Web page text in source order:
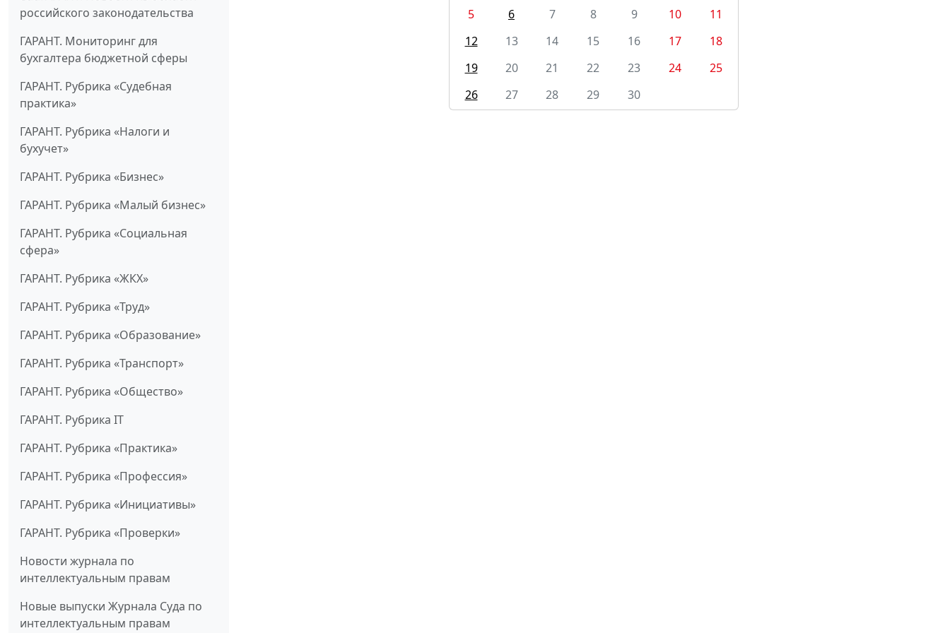
российского законодательства
ГАРАНТ. Мониторинг для
бухгалтера бюджетной сферы
ГАРАНТ. Рубрика «Судебная
практика»
ГАРАНТ. Рубрика «Налоги и
бухучет»
ГАРАНТ. Рубрика «Бизнес»
ГАРАНТ. Рубрика «Малый бизнес»
ГАРАНТ. Рубрика «Социальная
сфера»
ГАРАНТ. Рубрика «ЖКХ»
ГАРАНТ. Рубрика «Труд»
ГАРАНТ. Рубрика «Образование»
ГАРАНТ. Рубрика «Транспорт»
ГАРАНТ. Рубрика «Общество»
ГАРАНТ. Рубрика IT
ГАРАНТ. Рубрика «Практика»
ГАРАНТ. Рубрика «Профессия»
ГАРАНТ. Рубрика «Инициативы»
ГАРАНТ. Рубрика «Проверки»
Новости журнала по
интеллектуальным правам
Новые выпуски Журнала Суда по
интеллектуальным правам
5
6 7 8 9 10
11
12
13 14 15 16 17
18
19
20 21 22 23 24
25
26
27 28 29 30